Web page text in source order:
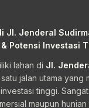
Jl. Jenderal
Potensi Investasi
lahan di Jl.
satu jalan utama yang
tinggi.
maupun